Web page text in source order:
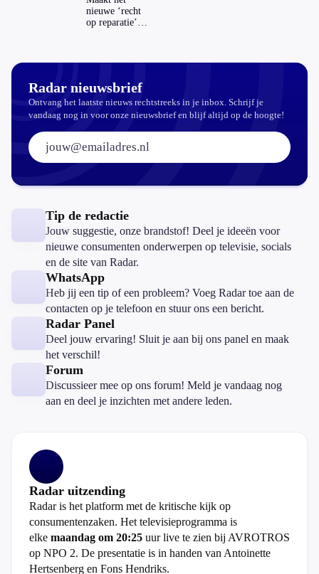
nieuwe ‘recht
op reparatie’
Radar nieuwsbrief
Ontvang het laatste nieuws rechtstreeks in je inbox. Schrijf je
vandaag nog in voor onze nieuwsbrief en blijf altijd op de hoogte!
E-mailadres:
Tip de redactie
Jouw suggestie, onze brandstof! Deel je ideeën voor
nieuwe consumenten onderwerpen op televisie, socials
en de site van Radar.
WhatsApp
Heb jij een tip of een probleem? Voeg Radar toe aan de
contacten op je telefoon en stuur ons een bericht.
Radar Panel
Deel jouw ervaring! Sluit je aan bij ons panel en maak
het verschil!
Forum
Discussieer mee op ons forum! Meld je vandaag nog
aan en deel je inzichten met andere leden.
Radar uitzending
Radar is het platform met de kritische kijk op
consumentenzaken. Het televisieprogramma is
elke maandag om 20:25 uur live te zien bij AVROTROS
op NPO 2. De presentatie is in handen van Antoinette
Hertsenberg en Fons Hendriks.